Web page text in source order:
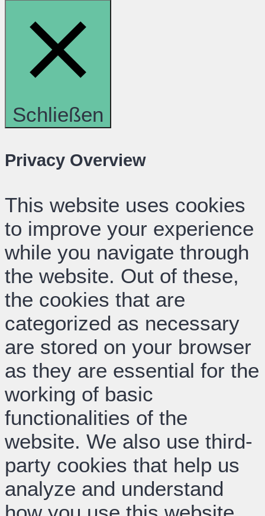
Schließen
Privacy Overview
This website uses cookies
to improve your experience
while you navigate through
the website. Out of these,
the cookies that are
categorized as necessary
are stored on your browser
as they are essential for the
working of basic
functionalities of the
website. We also use third-
party cookies that help us
analyze and understand